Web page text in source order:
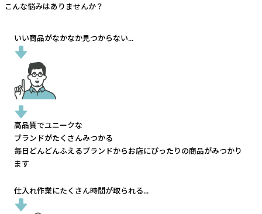
こんな悩みはありませんか？
いい商品がなかなか見つからない...
高品質でユニークな
ブランドがたくさんみつかる
毎日どんどんふえるブランドからお店にぴったりの商品がみつかり
ます
仕入れ作業にたくさん時間が取られる...